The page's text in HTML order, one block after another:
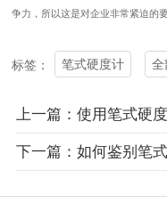
争力，所以这是对企业非常紧迫的要
标签： 笔式硬度计 全
上一篇：使用笔式硬
下一篇：如何鉴别笔